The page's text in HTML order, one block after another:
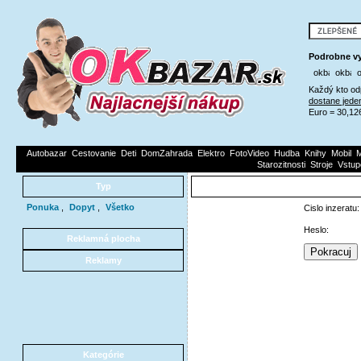
Podrobne
Každý kto
dostane
Euro =
Autobazar Cestovanie Deti DomZahrada Elektro FotoVideo Hudba Knihy Mobil
Starozitnosti Stroje
Typ
Ponuka Dopyt Všetko
Reklamná plocha
Reklamy
Kategórie
Cislo inzeratu:
Heslo: